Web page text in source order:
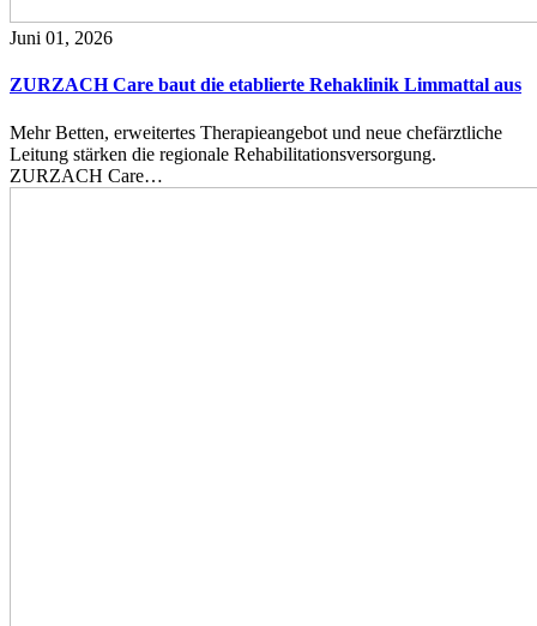
Juni 01, 2026
ZURZACH Care baut die etablierte Rehaklinik Limmattal aus
Mehr Betten, erweitertes Therapieangebot und neue chefärztliche
Leitung stärken die regionale Rehabilitationsversorgung.
ZURZACH Care…